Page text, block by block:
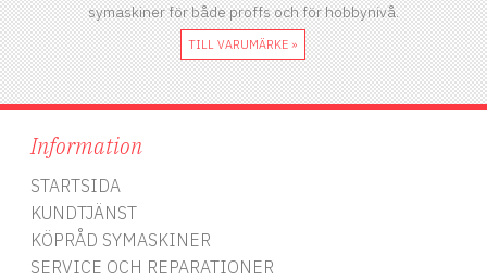
symaskiner för både proffs och för hobbynivå.
TILL VARUMÄRKE »
Information
STARTSIDA
KUNDTJÄNST
KÖPRÅD SYMASKINER
SERVICE OCH REPARATIONER